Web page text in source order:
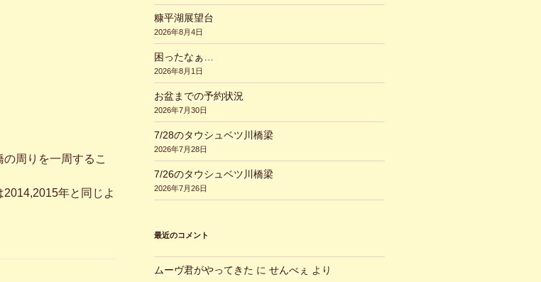
周りを一周するこ
年と同じよ
糠平湖展望台
2026年8月4日
困ったなぁ…
2026年8月1日
お盆までの予約状況
2026年7月30日
7/28のタウシュベツ川橋梁
2026年7月28日
7/26のタウシュベツ川橋梁
2026年7月26日
最近のコメント
ムーヴ君がやってきた に せんべぇ より